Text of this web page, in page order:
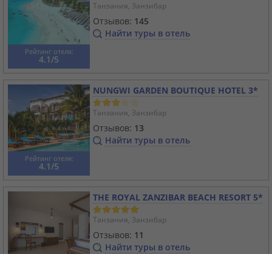
Рейтинг отеля:
4.1/5
Танзания, Занзибар
Отзывов: 145
Найти туры в отель
Рейтинг отеля:
4.1/5
NUNGWI GARDEN BOUTIQUE HOTEL 3*
Танзания, Занзибар
Отзывов: 13
Найти туры в отель
THE ROYAL ZANZIBAR BEACH RESORT 5*
Танзания, Занзибар
Отзывов: 11
Найти туры в отель